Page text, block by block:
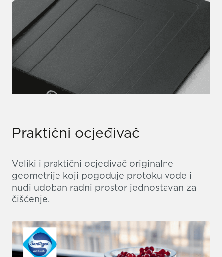
Praktični ocjeđivač
Veliki i praktični ocjeđivač originalne
geometrije koji pogoduje protoku vode i
nudi udoban radni prostor jednostavan za
čišćenje.